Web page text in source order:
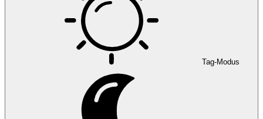
Tag-Modus